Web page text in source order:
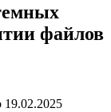
файлов
19.02.2025